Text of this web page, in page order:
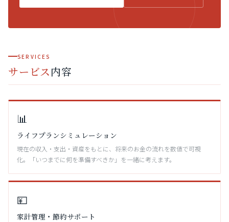
SERVICES
サービス内容
📊
ライフプランシミュレーション
現在の収入・支出・資産をもとに、将来のお金の流れを数値で可視
化。「いつまでに何を準備すべきか」を一緒に考えます。
💴
家計管理・節約サポート